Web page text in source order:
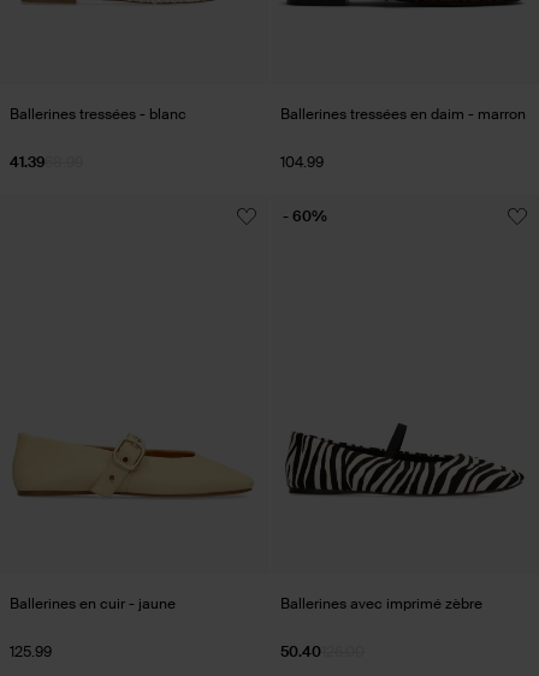
Ballerines tressées - blanc
41.39
Ballerines tressées en daim - marron
104.99
Ballerines en cuir - jaune
125.99
Ballerines avec imprimé zèbre
50.40
- 60%